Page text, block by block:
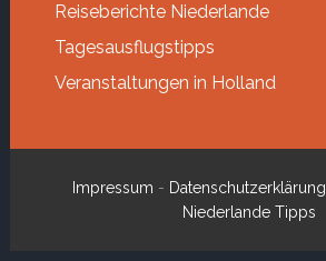
Reiseberichte Niederlande
Tagesausflugstipps
Veranstaltungen in Holland
Impressum - Datenschutzerklärung
Niederlande Tipps